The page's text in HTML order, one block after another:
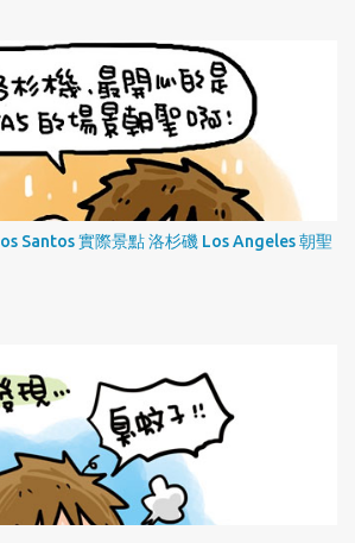
Santos 實際景點 洛杉磯 Los Angeles 朝聖